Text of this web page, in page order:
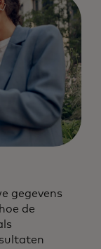
gegevens
de